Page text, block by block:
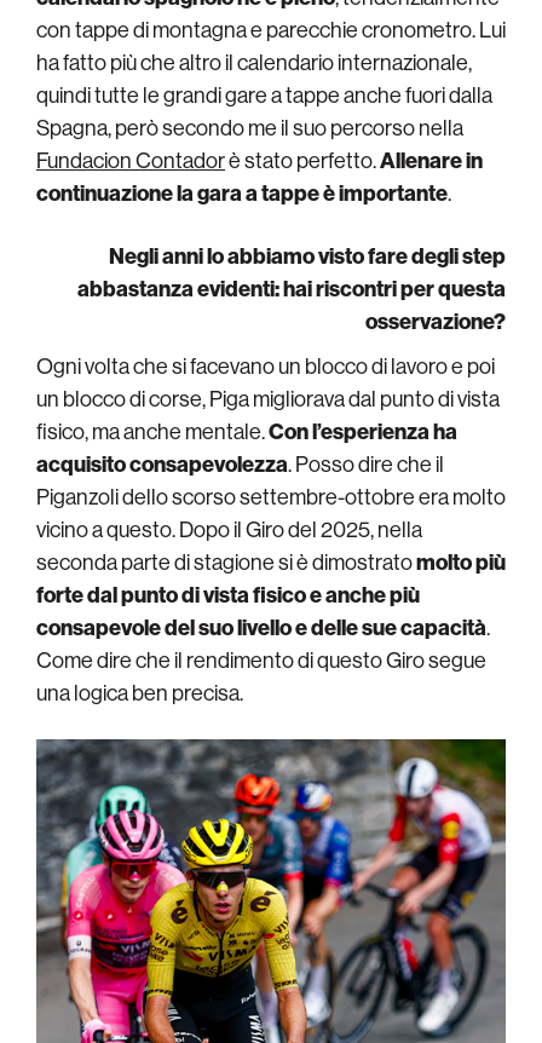
con tappe di montagna e parecchie cronometro. Lui
ha fatto più che altro il calendario internazionale,
quindi tutte le grandi gare a tappe anche fuori dalla
Spagna, però secondo me il suo percorso nella
Fundacion Contadorè stato perfetto.Allenare in
continuazione la gara a tappe è importante.
Negli anni lo abbiamo visto fare degli step
abbastanza evidenti: hai riscontri per questa
osservazione?
Ogni volta che si facevano un blocco di lavoro e poi
un blocco di corse, Piga migliorava dal punto di vista
fisico, ma anche mentale.Con l’esperienza ha
acquisito consapevolezza. Posso dire che il
Piganzoli dello scorso settembre-ottobre era molto
vicino a questo. Dopo il Giro del 2025, nella
seconda parte di stagione si è dimostratomolto più
forte dal punto di vista fisico e anche più
consapevole del suo livello e delle sue capacità.
Come dire che il rendimento di questo Giro segue
una logica ben precisa.